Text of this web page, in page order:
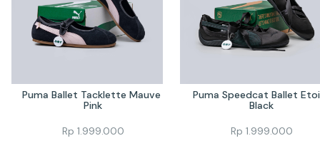
Puma Ballet Tacklette Mauve
Pink
Rp 1.999.000
Puma Speedcat Ballet
Black
Rp 1.999.000